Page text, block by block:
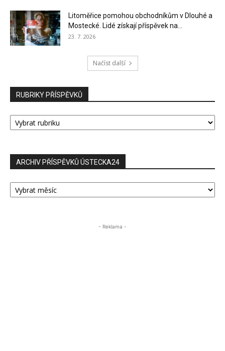
Litoměřice pomohou obchodníkům v Dlouhé a
Mostecké. Lidé získají příspěvek na...
23. 7. 2026
Načíst další
RUBRIKY PŘÍSPĚVKŮ
RUBRIKY
PŘÍSPĚVKŮ
ARCHIV PŘÍSPĚVKŮ ÚSTECKA24
ARCHIV
PŘÍSPĚVKŮ
- Reklama -